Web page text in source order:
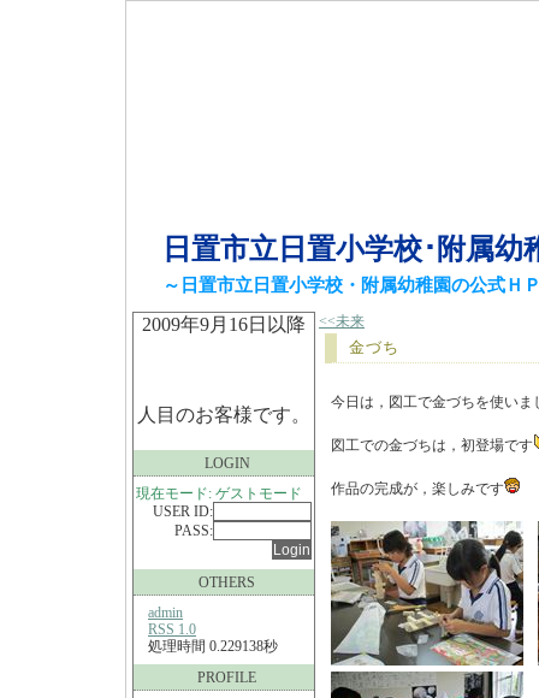
日置市立日置小学校･附属幼
～日置市立日置小学校・附属幼稚園の公式Ｈ
2009年9月16日以降
人目のお客様です。
LOGIN
現在モード: ゲストモード
USER ID:
PASS:
OTHERS
admin
RSS 1.0
処理時間 0.229138秒
PROFILE
<<未来
金づち
今日は，図工で金づちを使いま
図工での金づちは，初登場です
作品の完成が，楽しみです